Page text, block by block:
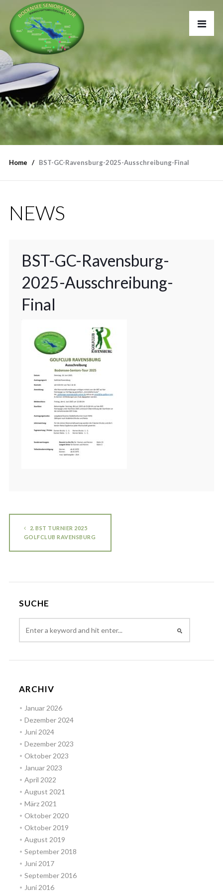
Home BST-GC-Ravensburg-2025-Ausschreibung-Final
NEWS
BST-GC-Ravensburg-
2025-Ausschreibung-
Final
2. BST TURNIER 2025
GOLFCLUB RAVENSBURG
SUCHE
ARCHIV
Januar 2026
Dezember 2024
Juni 2024
Dezember 2023
Oktober 2023
Januar 2023
April 2022
August 2021
März 2021
Oktober 2020
Oktober 2019
August 2019
September 2018
Juni 2017
September 2016
Juni 2016